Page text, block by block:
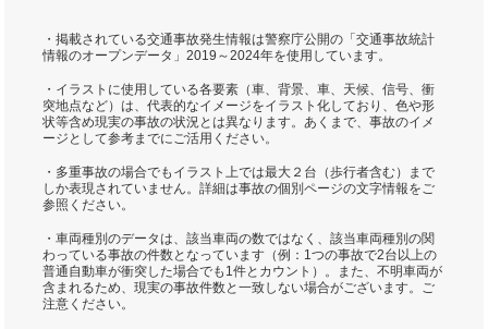
・掲載されている交通事故発生情報は警察庁公開の「交通事故統計
情報のオープンデータ」2019～2024年を使用しています。
・イラストに使用している各要素（車、背景、車、天候、信号、衝
突地点など）は、代表的なイメージをイラスト化しており、色や形
状等含め現実の事故の状況とは異なります。あくまで、事故のイメ
ージとして参考までにご活用ください。
・多重事故の場合でもイラスト上では最大２台（歩行者含む）まで
しか表現されていません。詳細は事故の個別ページの文字情報をご
参照ください。
・車両種別のデータは、該当車両の数ではなく、該当車両種別の関
わっている事故の件数となっています（例：1つの事故で2台以上の
普通自動車が衝突した場合でも1件とカウント）。また、不明車両が
含まれるため、現実の事故件数と一致しない場合がございます。ご
注意ください。